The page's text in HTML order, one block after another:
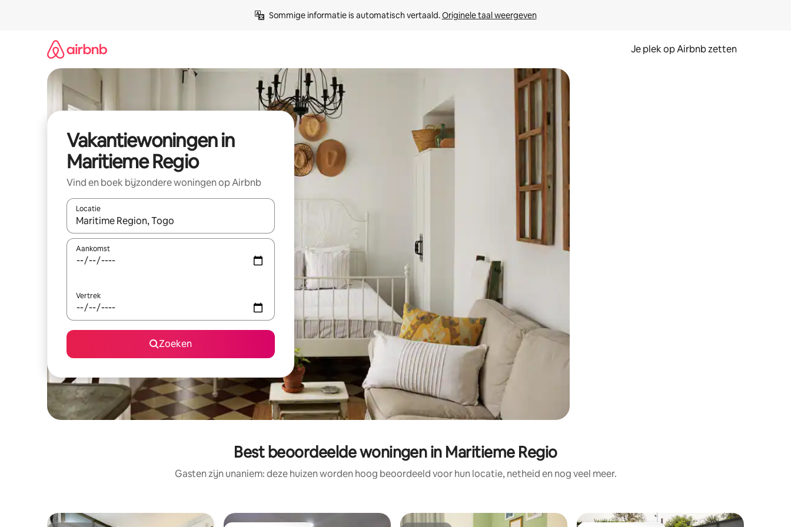
Sommige informatie is automatisch vertaald. Originele taal weergeven
Je plek op Airbnb zetten
Vakantiewoningen in
Maritieme Regio
Vind en boek bijzondere woningen op Airbnb
Locatie
Wanneer er resultaten beschikbaar zijn, maak je een keuze met je de pijltjestoetsen omhoog en omlaag, óf door te tikken of swipen.
Aankomst
Vertrek
Zoeken
Best beoordeelde woningen in Maritieme Regio
Gasten zijn unaniem: deze huizen worden hoog beoordeeld voor hun locatie, netheid en nog veel meer.